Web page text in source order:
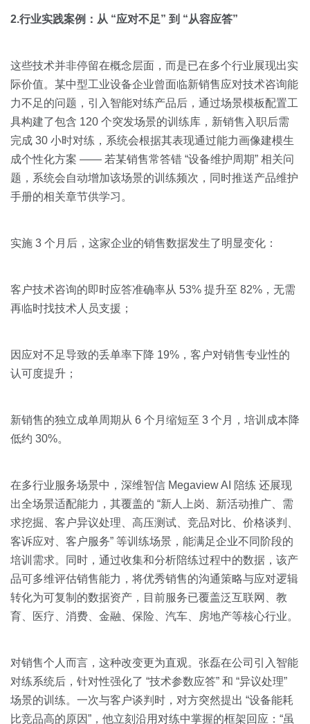
2.行业实践案例：从 “应对不足” 到 “从容应答”
这些技术并非停留在概念层面，而是已在多个行业展现出实
际价值。某中型工业设备企业曾面临新销售应对技术咨询能
力不足的问题，引入智能对练产品后，通过场景模板配置工
具构建了包含 120 个突发场景的训练库，新销售入职后需
完成 30 小时对练，系统会根据其表现通过能力画像建模生
成个性化方案 —— 若某销售常答错 “设备维护周期” 相关问
题，系统会自动增加该场景的训练频次，同时推送产品维护
手册的相关章节供学习。
实施 3 个月后，这家企业的销售数据发生了明显变化：
客户技术咨询的即时应答准确率从 53% 提升至 82%，无需
再临时找技术人员支援；
因应对不足导致的丢单率下降 19%，客户对销售专业性的
认可度提升；
新销售的独立成单周期从 6 个月缩短至 3 个月，培训成本降
低约 30%。
在多行业服务场景中，深维智信 Megaview AI 陪练 还展现
出全场景适配能力，其覆盖的 “新人上岗、新活动推广、需
求挖掘、客户异议处理、高压测试、竞品对比、价格谈判、
客诉应对、客户服务” 等训练场景，能满足企业不同阶段的
培训需求。同时，通过收集和分析陪练过程中的数据，该产
品可多维评估销售能力，将优秀销售的沟通策略与应对逻辑
转化为可复制的数据资产，目前服务已覆盖泛互联网、教
育、医疗、消费、金融、保险、汽车、房地产等核心行业。
对销售个人而言，这种改变更为直观。张磊在公司引入智能
对练系统后，针对性强化了 “技术参数应答” 和 “异议处理”
场景的训练。一次与客户谈判时，对方突然提出 “设备能耗
比竞品高的原因”，他立刻沿用对练中掌握的框架回应：“虽